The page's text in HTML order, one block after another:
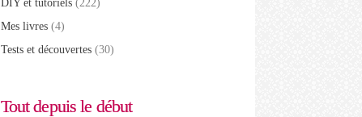
DIY et tutoriels(222)
Mes livres(4)
Tests et découvertes(30)
Tout depuis le début